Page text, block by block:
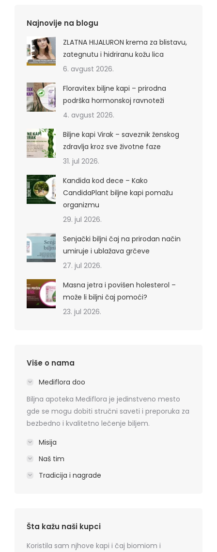
Najnovije na blogu
ZLATNA HIJALURON krema za blistavu,
zategnutu i hidriranu kožu lica
6. avgust 2026.
Floravitex biljne kapi – prirodna
podrška hormonskoj ravnoteži
4. avgust 2026.
Biljne kapi Virak – saveznik ženskog
zdravlja kroz sve životne faze
31. jul 2026.
Kandida kod dece – Kako
CandidaPlant biljne kapi pomažu
organizmu
29. jul 2026.
Senjački biljni čaj na prirodan način
umiruje i ublažava grčeve
27. jul 2026.
Masna jetra i povišen holesterol –
može li biljni čaj pomoći?
23. jul 2026.
Više o nama
Mediflora doo
Biljna apoteka Mediflora je jedinstveno mesto
gde se mogu dobiti stručni saveti i preporuka za
bezbedno i kvalitetno lečenje biljem.
Misija
Naš tim
Tradicija i nagrade
Šta kažu naši kupci
Koristila sam njhove kapi i čaj biomiom i